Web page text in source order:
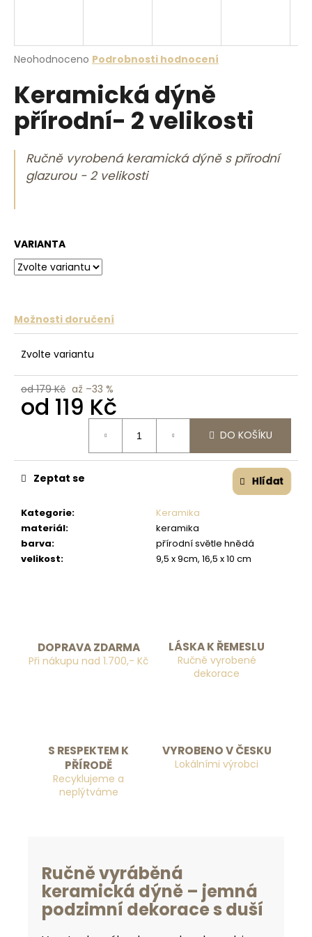
Průměrné hodnocení produktu je 0,0 z 5 hvězdiček.
Neohodnoceno Podrobnosti hodnocení
Keramická dýně
přírodní- 2 velikosti
Ručně vyrobená keramická dýně s přírodní
glazurou - 2 velikosti
VARIANTA
Možnosti doručení
Zvolte variantu
od 179 Kč až –33 %
od 119 Kč
DO KOŠÍKU
Kategorie:
Keramika
materiál:
keramika
barva:
přírodní světle hnědá
velikost: 9,5 x 9cm, 16,5 x 10 cm
Zeptat se Hlídat
DOPRAVA ZDARMA
Při nákupu nad 1.700,- Kč
LÁSKA K ŘEMESLU
Ručně vyrobené
dekorace
S RESPEKTEM K
PŘÍRODĚ
Recyklujeme a
neplýtváme
VYROBENO V ČESKU
Lokálními výrobci
Ručně vyráběná
keramická dýně – jemná
podzimní dekorace s duší
í
?
HLEDAT
o
p
o
č
u
e
m
e